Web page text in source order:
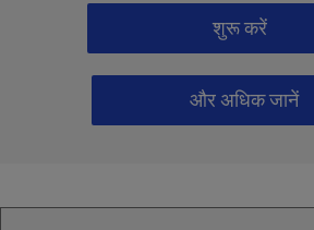
शुरू करें
और अधिक जानें